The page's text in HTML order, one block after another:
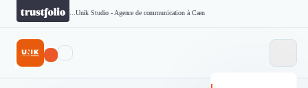
Unik Studio - Agence de communication à Caen